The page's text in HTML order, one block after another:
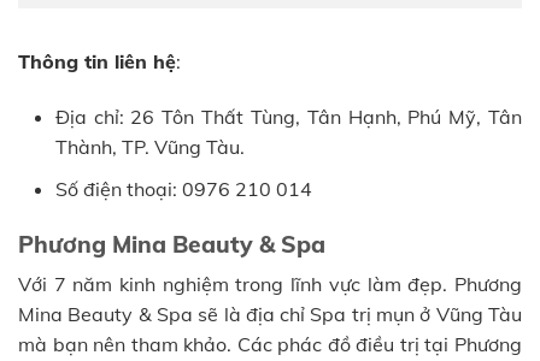
Thông tin liên hệ:
Địa chỉ: 26 Tôn Thất Tùng, Tân Hạnh, Phú Mỹ, Tân
Thành, TP. Vũng Tàu.
Số điện thoại: 0976 210 014
Phương Mina Beauty & Spa
Với 7 năm kinh nghiệm trong lĩnh vực làm đẹp. Phương
Mina Beauty & Spa sẽ là địa chỉ Spa trị mụn ở Vũng Tàu
mà bạn nên tham khảo. Các phác đồ điều trị tại Phương